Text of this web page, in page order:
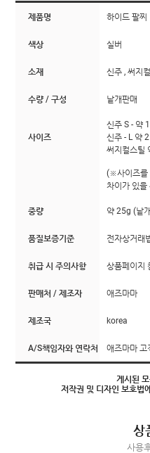
제품명 하이드 팔찌
색상 실버
소재 신주 , 써지
수량 / 구성 낱개판매
사이즈
신주 S - 약
신주 - L 약
써지컬스틸
(※사이즈를
차이가 있을
중량 약 25g (낱
품질보증기준 전자상거래
취급 시 주의사항 상품페이지
판매처 / 제조자 애즈마마
제조국 korea
A/S책임자와 연락처 애즈마마 고
게시된
저작권 및 디자인 보호법
상
사용